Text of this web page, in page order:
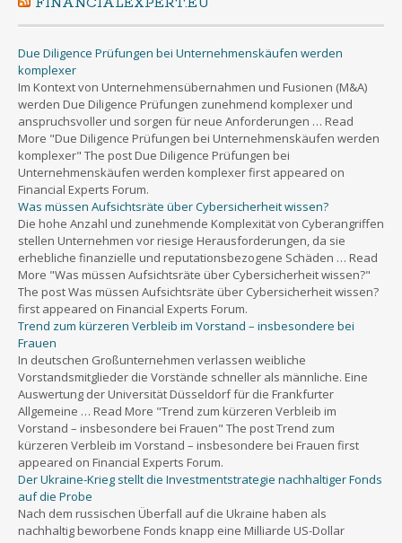
Due Diligence Prüfungen bei Unternehmenskäufen werden
komplexer
Im Kontext von Unternehmensübernahmen und Fusionen (M&A)
werden Due Diligence Prüfungen zunehmend komplexer und
anspruchsvoller und sorgen für neue Anforderungen … Read
More "Due Diligence Prüfungen bei Unternehmenskäufen werden
komplexer" The post Due Diligence Prüfungen bei
Unternehmenskäufen werden komplexer first appeared on
Financial Experts Forum.
Was müssen Aufsichtsräte über Cybersicherheit wissen?
Die hohe Anzahl und zunehmende Komplexität von Cyberangriffen
stellen Unternehmen vor riesige Herausforderungen, da sie
erhebliche finanzielle und reputationsbezogene Schäden … Read
More "Was müssen Aufsichtsräte über Cybersicherheit wissen?"
The post Was müssen Aufsichtsräte über Cybersicherheit wissen?
first appeared on Financial Experts Forum.
Trend zum kürzeren Verbleib im Vorstand – insbesondere bei
Frauen
In deutschen Großunternehmen verlassen weibliche
Vorstandsmitglieder die Vorstände schneller als männliche. Eine
Auswertung der Universität Düsseldorf für die Frankfurter
Allgemeine … Read More "Trend zum kürzeren Verbleib im
Vorstand – insbesondere bei Frauen" The post Trend zum
kürzeren Verbleib im Vorstand – insbesondere bei Frauen first
appeared on Financial Experts Forum.
Der Ukraine-Krieg stellt die Investmentstrategie nachhaltiger Fonds
auf die Probe
Nach dem russischen Überfall auf die Ukraine haben als
nachhaltig beworbene Fonds knapp eine Milliarde US-Dollar